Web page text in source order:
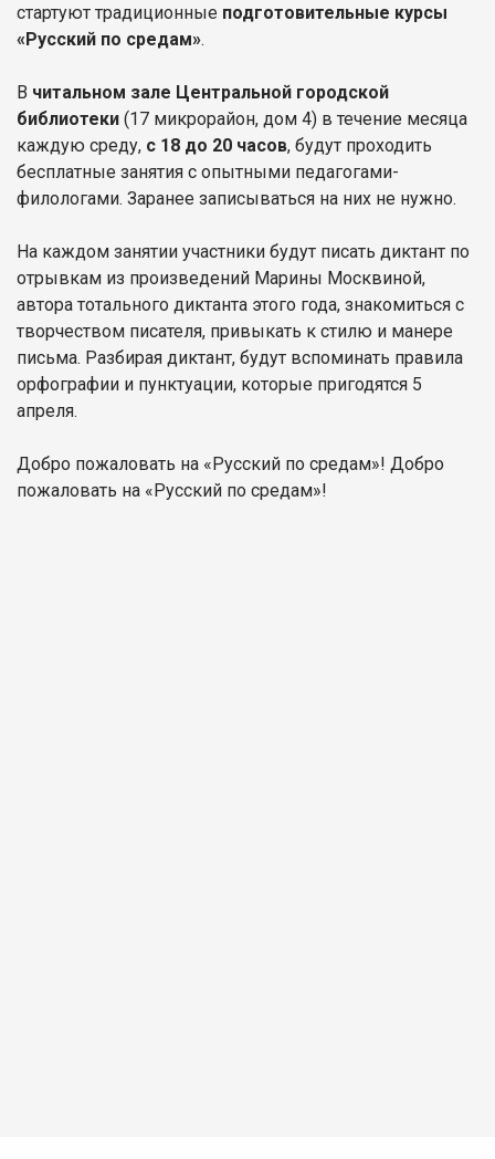
стартуют традиционные подготовительные курсы
«Русский по средам».
В читальном зале Центральной городской
библиотеки (17 микрорайон, дом 4) в течение месяца
каждую среду, с 18 до 20 часов, будут проходить
бесплатные занятия с опытными педагогами-
филологами. Заранее записываться на них не нужно.
На каждом занятии участники будут писать диктант по
отрывкам из произведений Марины Москвиной,
автора тотального диктанта этого года, знакомиться с
творчеством писателя, привыкать к стилю и манере
письма. Разбирая диктант, будут вспоминать правила
орфографии и пунктуации, которые пригодятся 5
апреля.
Добро пожаловать на «Русский по средам»! Добро
пожаловать на «Русский по средам»!